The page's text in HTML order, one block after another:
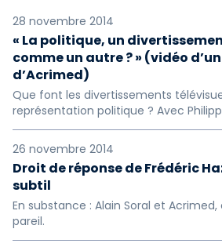
28 novembre 2014
« La politique, un
comme un autre ? » (vidéo
d’Acrimed)
Que font les divertissements
représentation politique ? Avec
26 novembre 2014
Droit de réponse de Frédéric
subtil
En substance : Alain Soral et
pareil.